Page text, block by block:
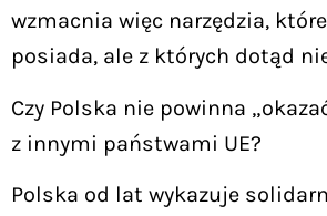
wzmacnia więc narzędzia,
posiada, ale z których dotąd
Czy Polska nie powinna
z innymi państwami UE?
Polska od lat wykazuje